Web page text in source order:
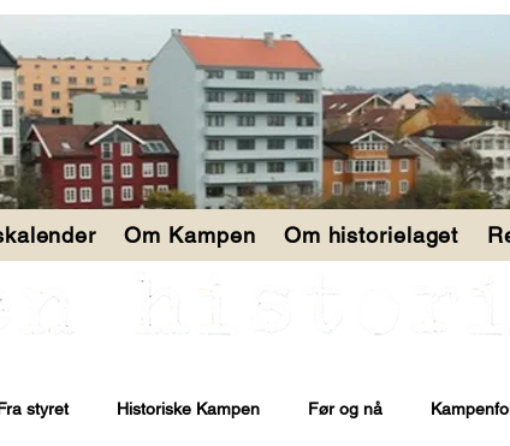
Om Kampen Om historielaget
styret Historiske Kampen Før og nå